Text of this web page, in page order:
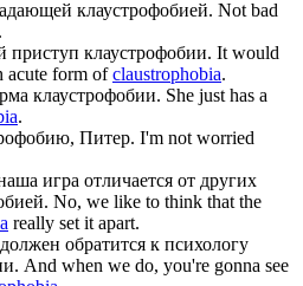
клаустрофобией. Not bad
.
приступ клаустрофобии. It would
acute form ofclaustrophobia.
клаустрофобии. She just has a
.
, Питер. I'm not worried
игра отличается от других
. No, we like to think that the
really set it apart.
обратится к психологу
. And when we do, you're gonna see